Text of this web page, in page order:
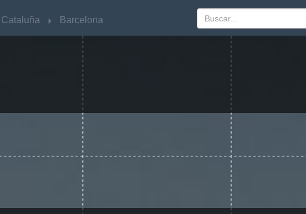
Cataluña Barcelona
Cataluña Barcelona